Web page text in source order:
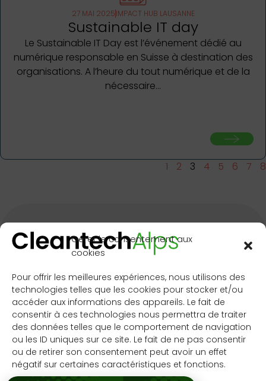
Gérer le consentement aux
cookies
Pour offrir les meilleures expériences, nous utilisons des
technologies telles que les cookies pour stocker et/ou
accéder aux informations des appareils. Le fait de
consentir à ces technologies nous permettra de traiter
des données telles que le comportement de navigation
ou les ID uniques sur ce site. Le fait de ne pas consentir
ou de retirer son consentement peut avoir un effet
négatif sur certaines caractéristiques et fonctions.
27 MAI 2025IMPACT HUB LAUSANNE
Sustainable IT day
Le Sustainable IT Day est l’événement dédié au
numérique responsable en Suisse à destination des
organisations. A l’heure du tout numérique et de la
nécessaire…
1 2 3 4 5 6 7 8
CleantechAlps
c/o CimArk
SA
Rue de
l’Industrie 23
Contact
Kit de
communication
Sitemap
S'INSCRIRE À LA
NEWSLETTER